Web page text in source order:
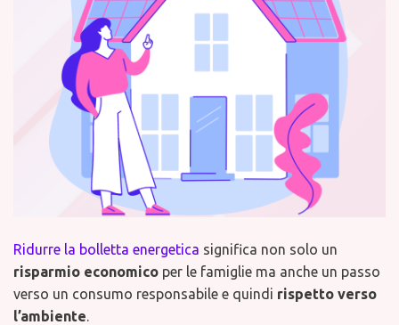
Ridurre la bolletta energetica significa non solo un
risparmio economico per le famiglie ma anche un passo
verso un consumo responsabile e quindi rispetto verso
l’ambiente